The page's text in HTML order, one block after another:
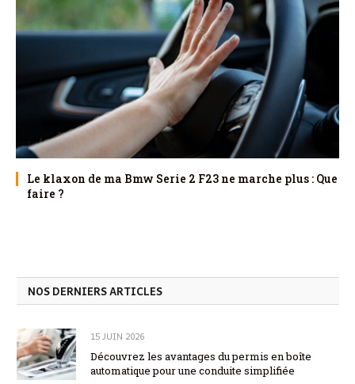
Le klaxon de ma Bmw Serie 2 F23 ne marche plus : Que
faire ?
NOS DERNIERS ARTICLES
15 JUIN 2026
Découvrez les avantages du permis en boîte
automatique pour une conduite simplifiée